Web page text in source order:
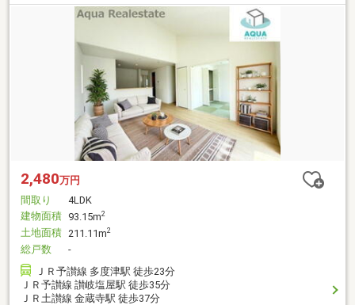
2,480万円
間取り
4LDK
建物面積 93.15m2
土地面積 211.11m2
総戸数
-
ＪＲ予讃線 多度津駅 徒歩23分
ＪＲ予讃線 讃岐塩屋駅 徒歩35分
ＪＲ土讃線 金蔵寺駅 徒歩37分